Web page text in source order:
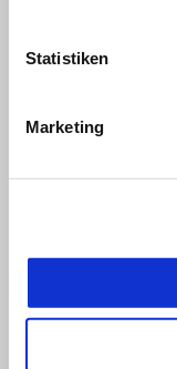
Statistiken
Marketing